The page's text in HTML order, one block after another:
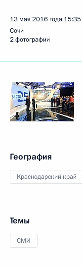
13 мая 2016 года 15:35
Сочи
2 фотографии
География
Краснодарский край
Темы
СМИ